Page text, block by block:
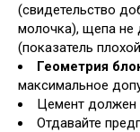
(свидетельство
молочка), щепа не
(показатель
Геометрия
максимальное
Цемент должен
Отдавайте